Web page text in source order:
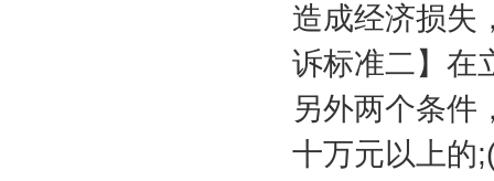
造成经济损失
诉标准二】在
另外两个条件
十万元以上的